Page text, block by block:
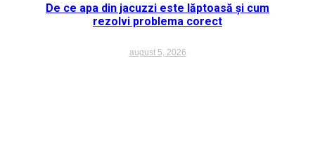
De ce apa din jacuzzi este lăptoasă și cum
rezolvi problema corect
august 5, 2026